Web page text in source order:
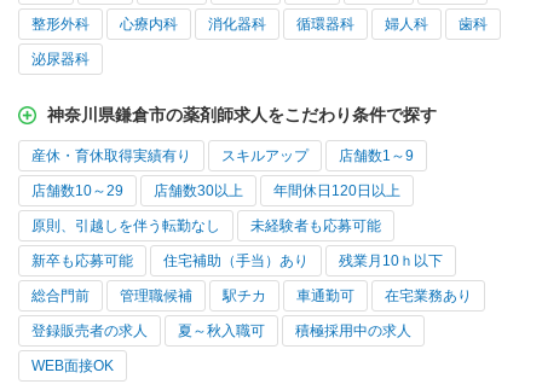
整形外科 心療内科 消化器科 循環器科 婦人科 歯科
泌尿器科
神奈川県鎌倉市の薬剤師求人をこだわり条件で探す
産休・育休取得実績有り スキルアップ 店舗数1～9
店舗数10～29 店舗数30以上 年間休日120日以上
原則、引越しを伴う転勤なし 未経験者も応募可能
新卒も応募可能 住宅補助（手当）あり 残業月10ｈ以下
総合門前 管理職候補 駅チカ 車通勤可 在宅業務あり
登録販売者の求人 夏～秋入職可 積極採用中の求人
WEB面接OK